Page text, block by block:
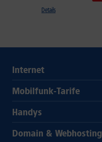
Details
Internet
Mobilfunk-Tarife
Handys
Domain & Webhosting